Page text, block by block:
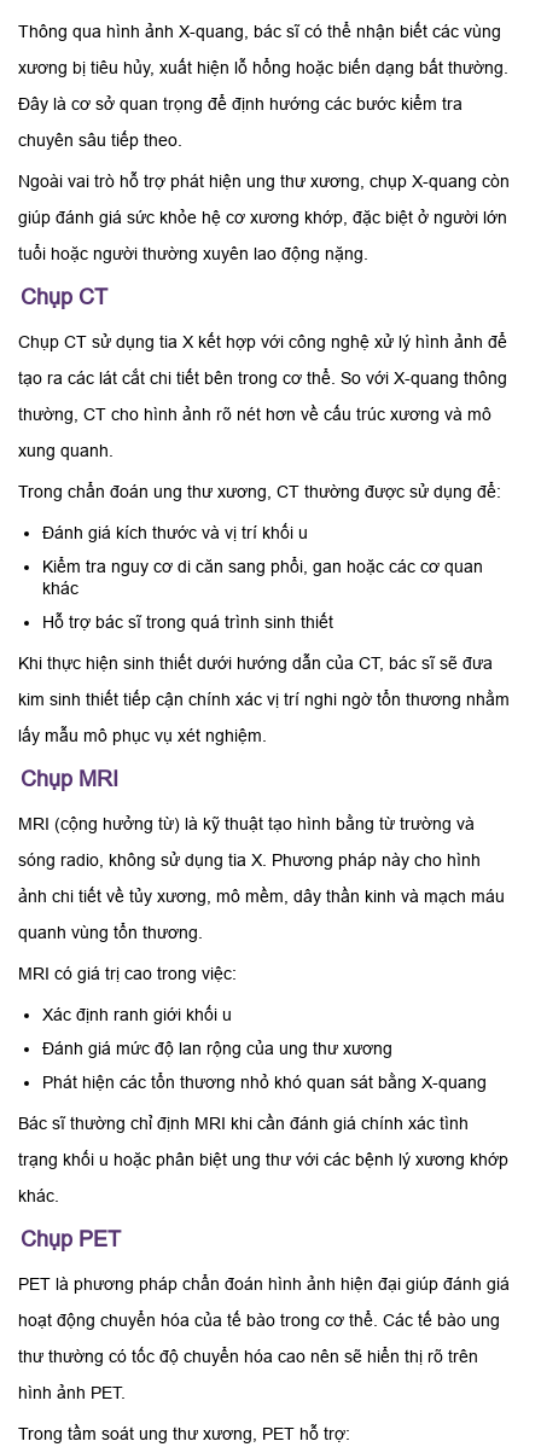
Thông qua hình ảnh X-quang, bác sĩ có thể nhận biết các vùng
xương bị tiêu hủy, xuất hiện lỗ hổng hoặc biến dạng bất thường.
Đây là cơ sở quan trọng để định hướng các bước kiểm tra
chuyên sâu tiếp theo.
Ngoài vai trò hỗ trợ phát hiện ung thư xương, chụp X-quang còn
giúp đánh giá sức khỏe hệ cơ xương khớp, đặc biệt ở người lớn
tuổi hoặc người thường xuyên lao động nặng.
Chụp CT
Chụp CT sử dụng tia X kết hợp với công nghệ xử lý hình ảnh để
tạo ra các lát cắt chi tiết bên trong cơ thể. So với X-quang thông
thường, CT cho hình ảnh rõ nét hơn về cấu trúc xương và mô
xung quanh.
Trong chẩn đoán ung thư xương, CT thường được sử dụng để:
Đánh giá kích thước và vị trí khối u
Kiểm tra nguy cơ di căn sang phổi, gan hoặc các cơ quan
khác
Hỗ trợ bác sĩ trong quá trình sinh thiết
Khi thực hiện sinh thiết dưới hướng dẫn của CT, bác sĩ sẽ đưa
kim sinh thiết tiếp cận chính xác vị trí nghi ngờ tổn thương nhằm
lấy mẫu mô phục vụ xét nghiệm.
Chụp MRI
MRI (cộng hưởng từ) là kỹ thuật tạo hình bằng từ trường và
sóng radio, không sử dụng tia X. Phương pháp này cho hình
ảnh chi tiết về tủy xương, mô mềm, dây thần kinh và mạch máu
quanh vùng tổn thương.
MRI có giá trị cao trong việc:
Xác định ranh giới khối u
Đánh giá mức độ lan rộng của ung thư xương
Phát hiện các tổn thương nhỏ khó quan sát bằng X-quang
Bác sĩ thường chỉ định MRI khi cần đánh giá chính xác tình
trạng khối u hoặc phân biệt ung thư với các bệnh lý xương khớp
khác.
Chụp PET
PET là phương pháp chẩn đoán hình ảnh hiện đại giúp đánh giá
hoạt động chuyển hóa của tế bào trong cơ thể. Các tế bào ung
thư thường có tốc độ chuyển hóa cao nên sẽ hiển thị rõ trên
hình ảnh PET.
Trong tầm soát ung thư xương, PET hỗ trợ: